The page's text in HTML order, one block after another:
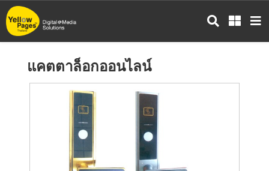
ข้าม
ไป
แคตตาล็อกออนไลน์